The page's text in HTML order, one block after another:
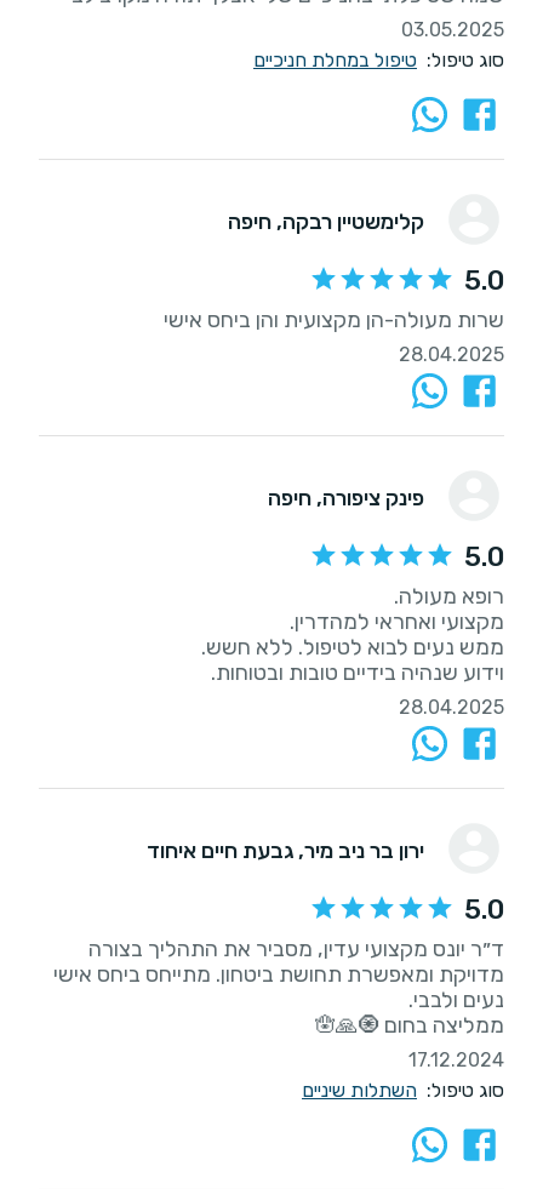
03.05.2025
סוג טיפול: טיפול במחלת חניכיים
קלימשטיין רבקה, חיפה
5.0
שרות מעולה-הן מקצועית והן ביחס אישי
28.04.2025
פינק ציפורה, חיפה
5.0
וידוע שנהיה בידיים טובות ובטוחות.
28.04.2025
ירון בר ניב מיר, גבעת חיים איחוד
5.0
ד״ר יונס מקצועי עדין, מסביר את התהליך בצורה
מדויקת ומאפשרת תחושת ביטחון. מתייחס ביחס אישי
ממליצה בחום 🧿🙏🪬
17.12.2024
סוג טיפול: השתלות שיניים